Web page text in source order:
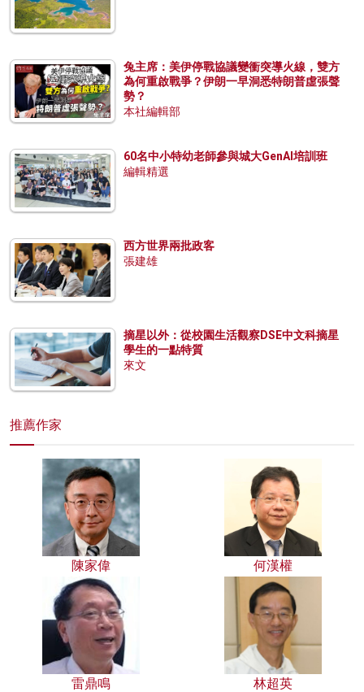
兔主席：美伊停戰協議變衝突導火線，雙方
為何重啟戰爭？伊朗一早洞悉特朗普虛張聲
勢？
本社編輯部
60名中小特幼老師參與城大GenAI培訓班
編輯精選
西方世界兩批政客
張建雄
摘星以外：從校園生活觀察DSE中文科摘星
學生的一點特質
來文
推薦作家
陳家偉 何漢權
雷鼎鳴 林超英